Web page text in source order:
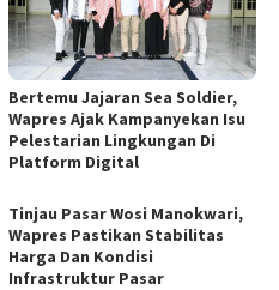
Bertemu Jajaran Sea Soldier,
Wapres Ajak Kampanyekan Isu
Pelestarian Lingkungan Di
Platform Digital
Tinjau Pasar Wosi Manokwari,
Wapres Pastikan Stabilitas
Harga Dan Kondisi
Infrastruktur Pasar